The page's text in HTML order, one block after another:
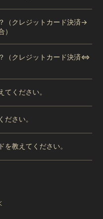
（クレジットカード決済→
（クレジットカード決済⇔
ください。
ださい。
教えてください。